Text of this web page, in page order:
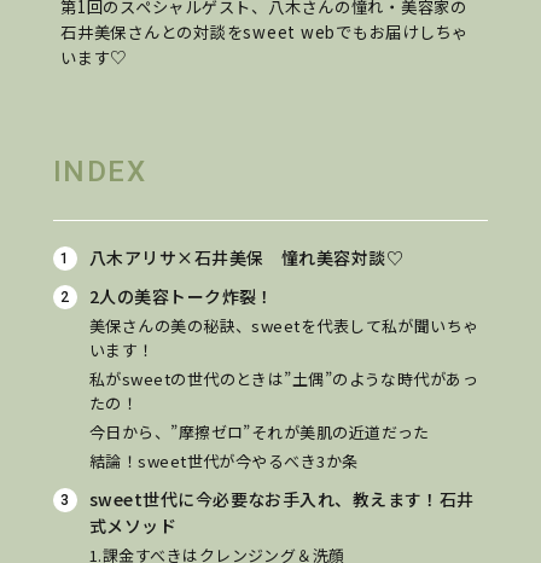
第1回のスペシャルゲスト、八木さんの憧れ・美容家の
石井美保さんとの対談をsweet webでもお届けしちゃ
います♡
INDEX
八木アリサ×石井美保 憧れ美容対談♡
2人の美容トーク炸裂！
美保さんの美の秘訣、sweetを代表して私が聞いちゃ
います！
私がsweetの世代のときは”土偶”のような時代があっ
たの！
今日から、”摩擦ゼロ”それが美肌の近道だった
結論！sweet世代が今やるべき3か条
sweet世代に今必要なお手入れ、教えます！石井
式メソッド
1.課金すべきはクレンジング＆洗顔